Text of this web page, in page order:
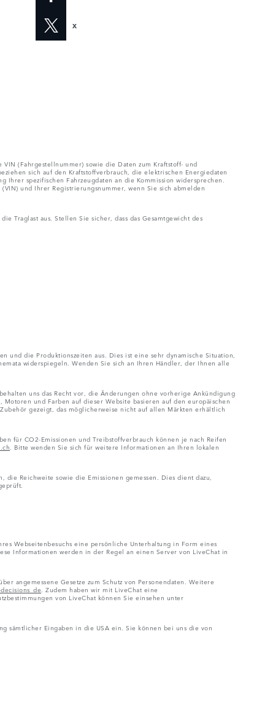
X
(Fahrgestellnummer) sowie die Daten zum Kraftstoff- und
sich auf den Kraftstoffverbrauch, die elektrischen Energiedaten
spezifischen Fahrzeugdaten an die Kommission widersprechen.
und Ihrer Registrierungsnummer, wenn Sie sich abmelden
Traglast aus. Stellen Sie sicher, dass das Gesamtgewicht des
die Produktionszeiten aus. Dies ist eine sehr dynamische Situation,
widerspiegeln. Wenden Sie sich an Ihren Händler, der Ihnen alle
uns das Recht vor, die Änderungen ohne vorherige Ankündigung
und Farben auf dieser Website basieren auf den europäischen
gezeigt, das möglicherweise nicht auf allen Märkten erhältlich
für CO2-Emissionen und Treibstoffverbrauch können je nach Reifen
. Bitte wenden Sie sich für weitere Informationen an Ihren lokalen
Reichweite sowie die Emissionen gemessen. Dies dient dazu,
Webseitenbesuchs eine persönliche Unterhaltung in Form eines
Informationen werden in der Regel an einen Server von LiveChat in
angemessene Gesetze zum Schutz von Personendaten. Weitere
. Zudem haben wir mit LiveChat eine
von LiveChat können Sie einsehen unter
sämtlicher Eingaben in die USA ein. Sie können bei uns die von